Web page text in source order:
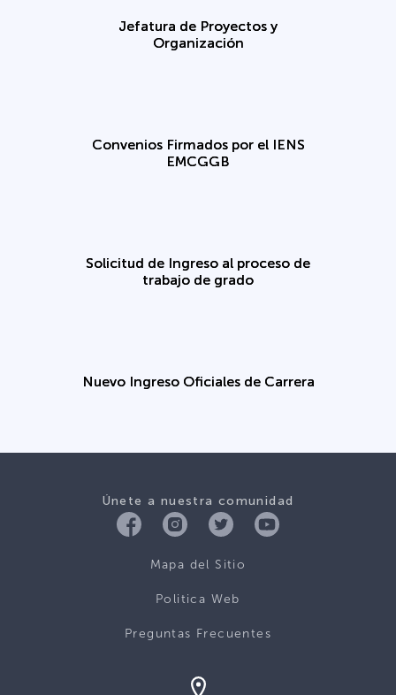
Jefatura de Proyectos y
Organización
Convenios Firmados por el IENS
EMCGGB
Solicitud de Ingreso al proceso de
trabajo de grado
Nuevo Ingreso Oficiales de Carrera
Únete a nuestra comunidad
Mapa del Sitio
Politica Web
Preguntas Frecuentes